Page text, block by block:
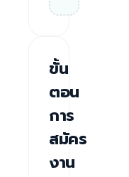
ขั้น
ตอน
การ
สมัคร
งาน